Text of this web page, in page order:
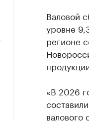
Валовой
уровне
регионе
«В 2026
валового